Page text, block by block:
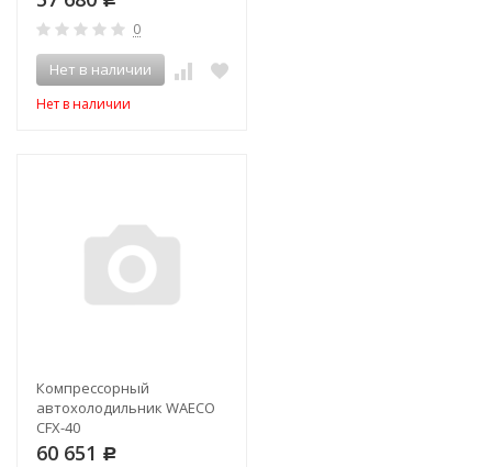
0
Нет в наличии
Нет в наличии
Компрессорный
автохолодильник WAECO
CFX-40
60 651 Р